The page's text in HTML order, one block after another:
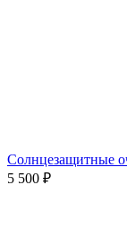
Солнцезащитные
5 500 ₽